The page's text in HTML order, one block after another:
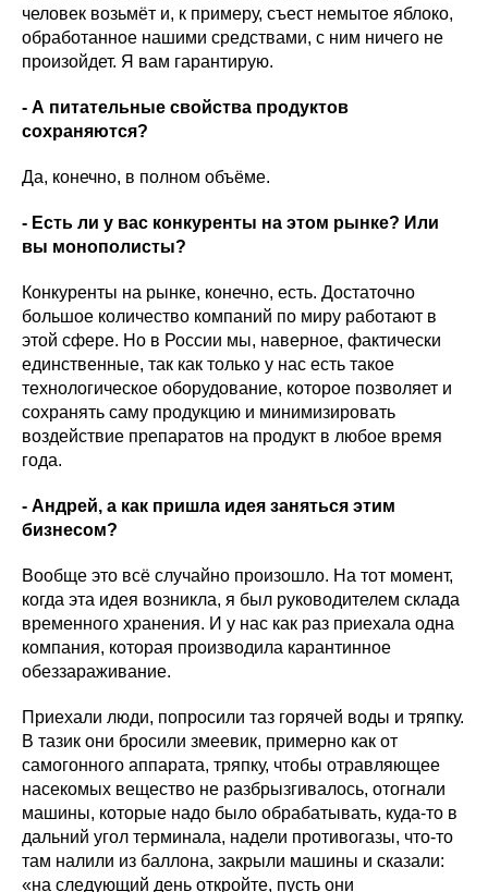
человек возьмёт и, к примеру, съест немытое яблоко,
обработанное нашими средствами, с ним ничего не
произойдет. Я вам гарантирую.
- А питательные свойства продуктов
сохраняются?
Да, конечно, в полном объёме.
- Есть ли у вас конкуренты на этом рынке? Или
вы монополисты?
Конкуренты на рынке, конечно, есть. Достаточно
большое количество компаний по миру работают в
этой сфере. Но в России мы, наверное, фактически
единственные, так как только у нас есть такое
технологическое оборудование, которое позволяет и
сохранять саму продукцию и минимизировать
воздействие препаратов на продукт в любое время
года.
- Андрей, а как пришла идея заняться этим
бизнесом?
Вообще это всё случайно произошло. На тот момент,
когда эта идея возникла, я был руководителем склада
временного хранения. И у нас как раз приехала одна
компания, которая производила карантинное
обеззараживание.
Приехали люди, попросили таз горячей воды и тряпку.
В тазик они бросили змеевик, примерно как от
самогонного аппарата, тряпку, чтобы отравляющее
насекомых вещество не разбрызгивалось, отогнали
машины, которые надо было обрабатывать, куда-то в
дальний угол терминала, надели противогазы, что-то
там налили из баллона, закрыли машины и сказали:
«на следующий день откройте, пусть они